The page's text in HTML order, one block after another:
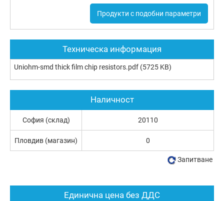
Продукти с подобни параметри
Техническа информация
Uniohm-smd thick film chip resistors.pdf (5725 KB)
Единична цена без ДДС
Наличност
София (склад) 20110
Пловдив (магазин) 0
Запитване